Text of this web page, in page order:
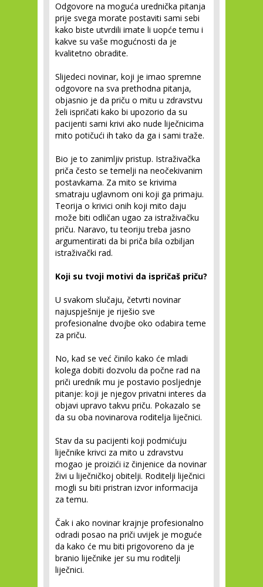
Odgovore na moguća urednička pitanja
prije svega morate postaviti sami sebi
kako biste utvrdili imate li uopće temu i
kakve su vaše mogućnosti da je
kvalitetno obradite.
Slijedeci novinar, koji je imao spremne
odgovore na sva prethodna pitanja,
objasnio je da priču o mitu u zdravstvu
želi ispričati kako bi upozorio da su
pacijenti sami krivi ako nude liječnicima
mito potičući ih tako da ga i sami traže.
Bio je to zanimljiv pristup. Istraživačka
priča često se temelji na neočekivanim
postavkama. Za mito se krivima
smatraju uglavnom oni koji ga primaju.
Teorija o krivici onih koji mito daju
može biti odličan ugao za istraživačku
priču. Naravo, tu teoriju treba jasno
argumentirati da bi priča bila ozbiljan
istraživački rad.
Koji su tvoji motivi da ispričaš priču?
U svakom slučaju, četvrti novinar
najuspješnije je riješio sve
profesionalne dvojbe oko odabira teme
za priču.
No, kad se već činilo kako će mladi
kolega dobiti dozvolu da počne rad na
priči urednik mu je postavio posljednje
pitanje: koji je njegov privatni interes da
objavi upravo takvu priču. Pokazalo se
da su oba novinarova roditelja liječnici.
Stav da su pacijenti koji podmićuju
liječnike krivci za mito u zdravstvu
mogao je proizići iz činjenice da novinar
živi u liječničkoj obitelji. Roditelji liječnici
mogli su biti pristran izvor informacija
za temu.
Čak i ako novinar krajnje profesionalno
odradi posao na priči uvijek je moguće
da kako će mu biti prigovoreno da je
branio liječnike jer su mu roditelji
liječnici.